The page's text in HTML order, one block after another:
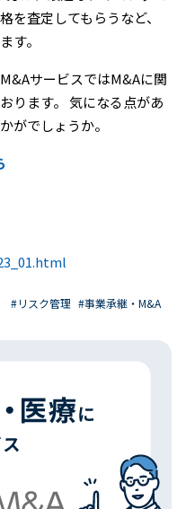
を査定してもらうなど、
す。
サービスではM&Aに関
ります。 気になる点があ
がでしょうか。
#リスク管理 #事業承継・M&A